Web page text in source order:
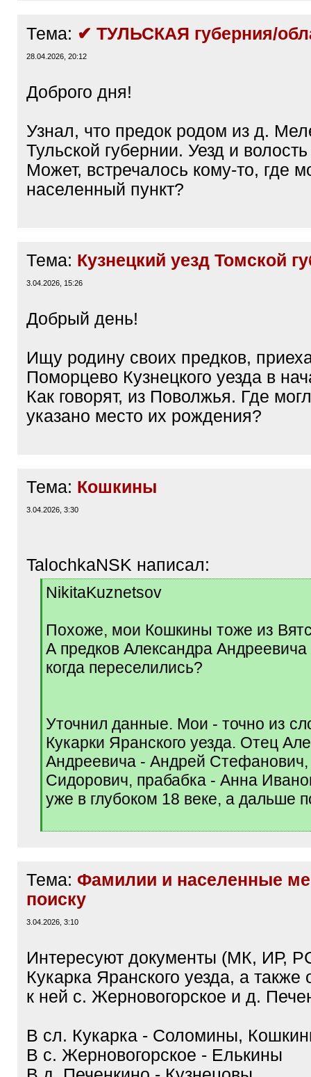
Тема: ✔ ТУЛЬСКАЯ губерния/
28.04.2026, 20:12
Доброго дня!
Узнал, что предок родом из д.
Тульской губернии. Уезд и
Может, встречалось кому-то, где
населенный пункт?
Тема: Кузнецкий уезд Томской
3.04.2026, 15:26
Добрый день!
Ищу родину своих предков,
Поморцево Кузнецкого уезда в
Как говорят, из Поволжья. Где
указано место их рождения?
Тема: Кошкины
3.04.2026, 3:30
TalochkaNSK написал:
[
qNikitaKuznetsov
Похоже, мои Кошкины тоже из
А предков Александра Андреевича
когда переселились?
Уточнил данные. Мои - точно из
Кукарки Яранского уезда. Отец
Андреевича - Андрей
Сидорович, прабабка - Анна
уже в глубоком 18 веке, а дальше
Тема: Фамилии и населенные
поиску
3.04.2026, 3:10
Интересуют документы (МК, ИР,
Кукарка Яранского уезда, а
к ней с. Жерновогорское и д.
В сл. Кукарка - Соломины,
В с. Жерновогорское - Елькины